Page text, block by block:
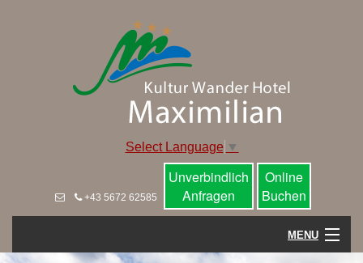
Select Language ▼
+43 5672 62585
Unverbindlich
Anfragen
Online
Buchen
MENU